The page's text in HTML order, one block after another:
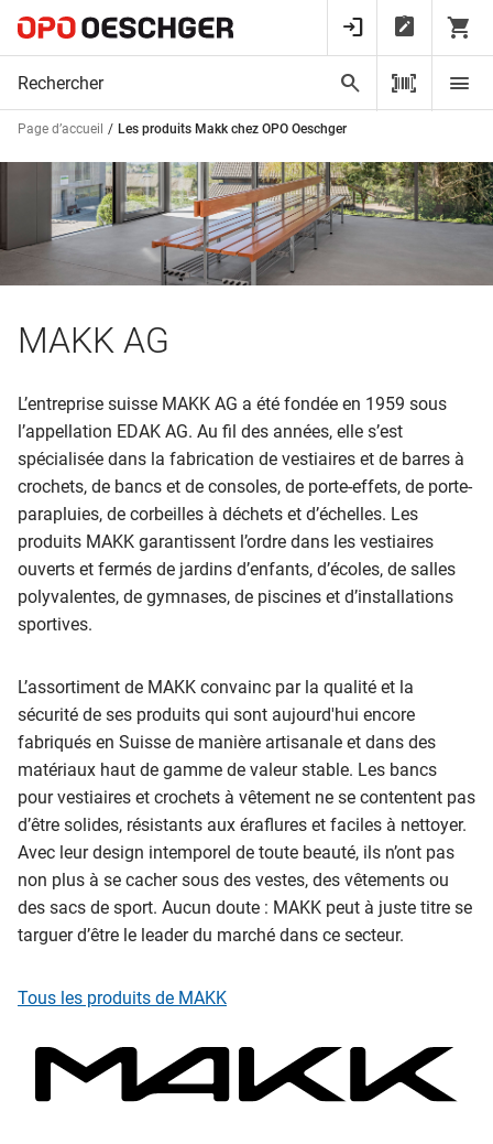
Page d’accueil Les produits Makk chez OPO Oeschger
MAKK AG
L’entreprise suisse MAKK AG a été fondée en 1959 sous
l’appellation EDAK AG. Au fil des années, elle s’est
spécialisée dans la fabrication de vestiaires et de barres à
crochets, de bancs et de consoles, de porte-effets, de porte-
parapluies, de corbeilles à déchets et d’échelles. Les
produits MAKK garantissent l’ordre dans les vestiaires
ouverts et fermés de jardins d’enfants, d’écoles, de salles
polyvalentes, de gymnases, de piscines et d’installations
sportives.
L’assortiment de MAKK convainc par la qualité et la
sécurité de ses produits qui sont aujourd'hui encore
fabriqués en Suisse de manière artisanale et dans des
matériaux haut de gamme de valeur stable. Les bancs
pour vestiaires et crochets à vêtement ne se contentent pas
d’être solides, résistants aux éraflures et faciles à nettoyer.
Avec leur design intemporel de toute beauté, ils n’ont pas
non plus à se cacher sous des vestes, des vêtements ou
des sacs de sport. Aucun doute : MAKK peut à juste titre se
targuer d’être le leader du marché dans ce secteur.
Tous les produits de MAKK